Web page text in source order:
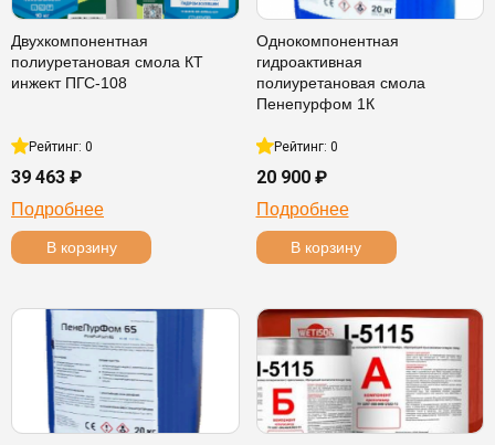
Двухкомпонентная
полиуретановая смола КТ
инжект ПГС-108
Рейтинг: 0
39 463 ₽
Подробнее
В корзину
Однокомпонентная
гидроактивная
полиуретановая смола
Пенепурфом 1К
Рейтинг: 0
20 900 ₽
Подробнее
В корзину